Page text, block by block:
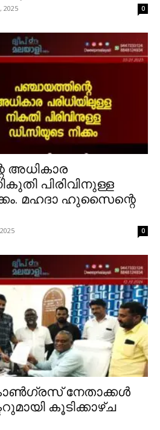
2025 0
അധികാര
പിരിവിനുള്ള
മഹദാ ഹുസൈന്റെ
0
നേതാക്കൾ
കൂടിക്കാഴ്ച